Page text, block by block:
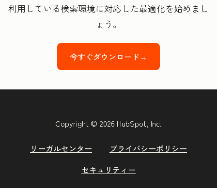
利用している検索環境に対応した最適化を始めまし
ょう。
今すぐダウンロード→
Copyright © 2026 HubSpot, Inc.
リーガルセンター
プライバシーポリシー
セキュリティー